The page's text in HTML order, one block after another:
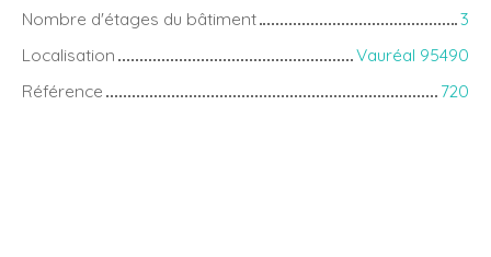
Nombre d'étages du bâtiment
3
Localisation
Vauréal 95490
Référence
720